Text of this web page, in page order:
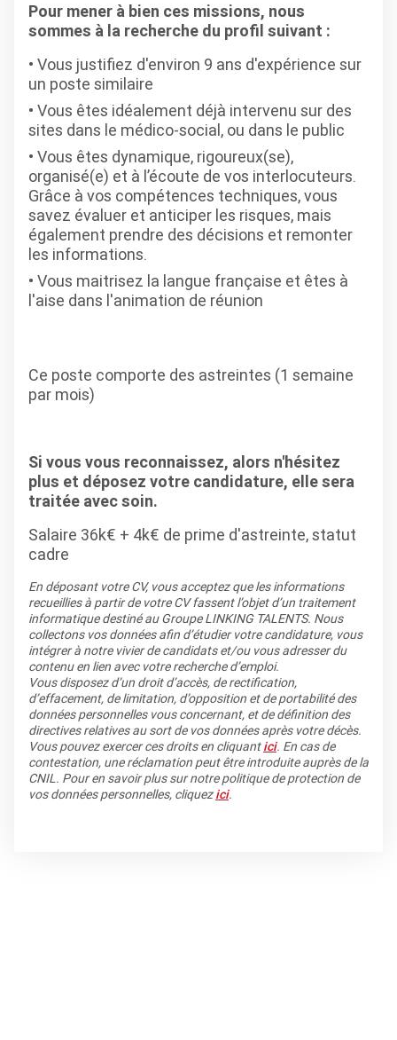
Pour mener à bien ces missions, nous
sommes à la recherche du profil suivant :
Vous justifiez d'environ 9 ans d'expérience sur
un poste similaire
Vous êtes idéalement déjà intervenu sur des
sites dans le médico-social, ou dans le public
Vous êtes dynamique, rigoureux(se),
organisé(e) et à l’écoute de vos interlocuteurs.
Grâce à vos compétences techniques, vous
savez évaluer et anticiper les risques, mais
également prendre des décisions et remonter
les informations.
Vous maitrisez la langue française et êtes à
l'aise dans l'animation de réunion
Ce poste comporte des astreintes (1 semaine
par mois)
Si vous vous reconnaissez, alors n'hésitez
plus et déposez votre candidature, elle sera
traitée avec soin.
Salaire 36k€ + 4k€ de prime d'astreinte, statut
cadre
En déposant votre CV, vous acceptez que les informations
recueillies à partir de votre CV fassent l’objet d’un traitement
informatique destiné au Groupe LINKING TALENTS. Nous
collectons vos données afin d’étudier votre candidature, vous
intégrer à notre vivier de candidats et/ou vous adresser du
contenu en lien avec votre recherche d’emploi.
Vous disposez d’un droit d’accès, de rectification,
d’effacement, de limitation, d’opposition et de portabilité des
données personnelles vous concernant, et de définition des
directives relatives au sort de vos données après votre décès.
Vous pouvez exercer ces droits en cliquantici. En cas de
contestation, une réclamation peut être introduite auprès de la
CNIL. Pour en savoir plus sur notre politique de protection de
vos données personnelles, cliquezici.